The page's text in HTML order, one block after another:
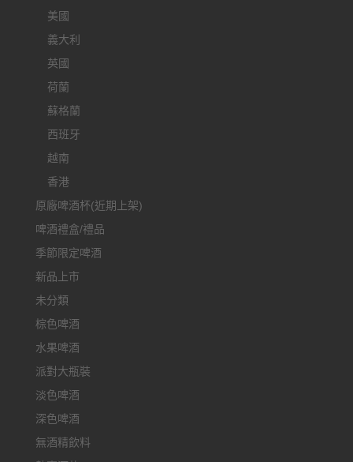
美國
義大利
英國
荷蘭
蘇格蘭
西班牙
越南
香港
原廠啤酒杯(近期上架)
啤酒禮盒/禮品
季節限定啤酒
新品上市
未分類
棕色啤酒
水果啤酒
派對大瓶裝
淡色啤酒
深色啤酒
無酒精飲料